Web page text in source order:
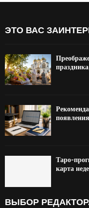
ЭТО ВАС
Таро-
карта
ВЫБОР